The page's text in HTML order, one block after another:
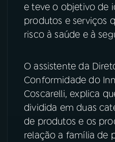
FESTIVAL DE MÚSICA
YouTube
Instagram
TikTok
e teve o objetivo de
produtos e serviços
risco à saúde e à
O assistente da
Conformidade do
Coscarelli, explica
dividida em duas
de produtos e os
relação a família de